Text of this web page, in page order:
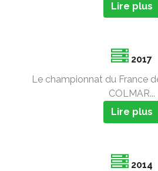
Lire plus
2017
Le championnat du France
COLMAR...
Lire plus
2014